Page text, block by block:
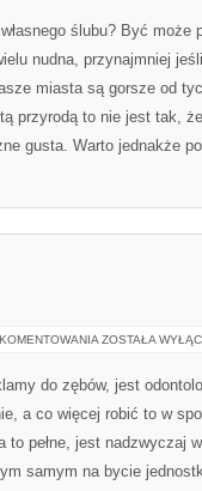
W
WEEKEND?
ślubu? Być może
nudna, przynajmniej
miasta są gorsze od
przyrodą to nie jest tak, że
gusta. Warto jednakże
STOMATOLOGIA
ZOSTAŁA
do zębów, jest
a co więcej robić to w
to pełne, jest nadzwyczaj
samym na bycie